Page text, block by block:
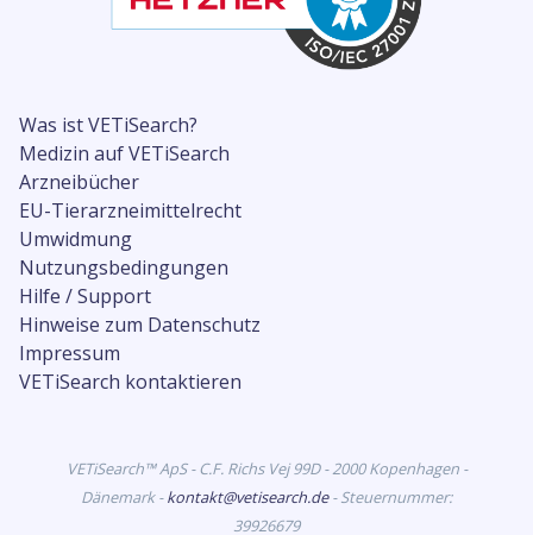
Was ist VETiSearch?
Medizin auf VETiSearch
Arzneibücher
EU-Tierarzneimittelrecht
Umwidmung
Nutzungsbedingungen
Hilfe / Support
Hinweise zum Datenschutz
Impressum
VETiSearch kontaktieren
VETiSearch™ ApS - C.F. Richs Vej 99D - 2000 Kopenhagen -
Dänemark -kontakt@vetisearch.de- Steuernummer:
39926679